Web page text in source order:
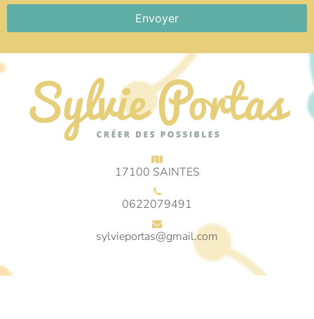
Envoyer
17100 SAINTES
0622079491
sylvieportas@gmail.com